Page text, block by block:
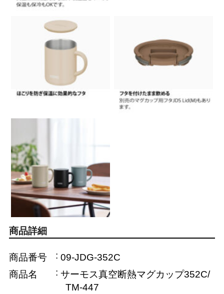
商品詳細
商品番号
09-JDG-352C
商品名
サーモス真空断熱マグカップ352C/
TM-447